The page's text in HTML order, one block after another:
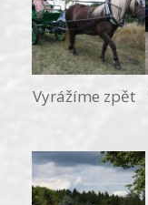
Vyrážíme zpět